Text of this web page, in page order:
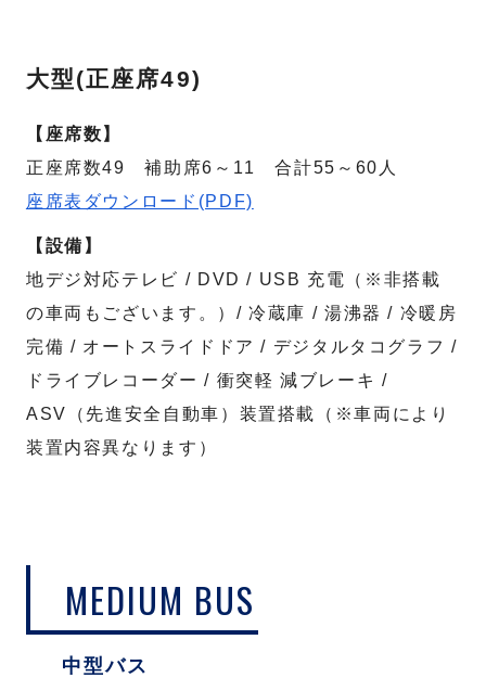
大型(正座席49)
【座席数】
正座席数49 補助席6～11 合計55～60人
座席表ダウンロード(PDF)
【設備】
地デジ対応テレビ / DVD / USB 充電（※非搭載
の車両もございます。）/ 冷蔵庫 / 湯沸器 / 冷暖房
完備 / オートスライドドア / デジタルタコグラフ /
ドライブレコーダー / 衝突軽 減ブレーキ /
ASV（先進安全自動車）装置搭載（※車両により
装置内容異なります）
MEDIUM BUS
中型バス